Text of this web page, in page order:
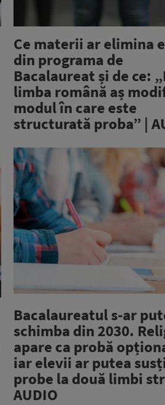
Ce materii ar elimina
din programa de
Bacalaureat și de ce:
limba română aș
modul în care este
structurată proba” |
Bacalaureatul s-ar
schimba din 2030.
apare ca probă
iar elevii ar putea
probe la două limbi
AUDIO